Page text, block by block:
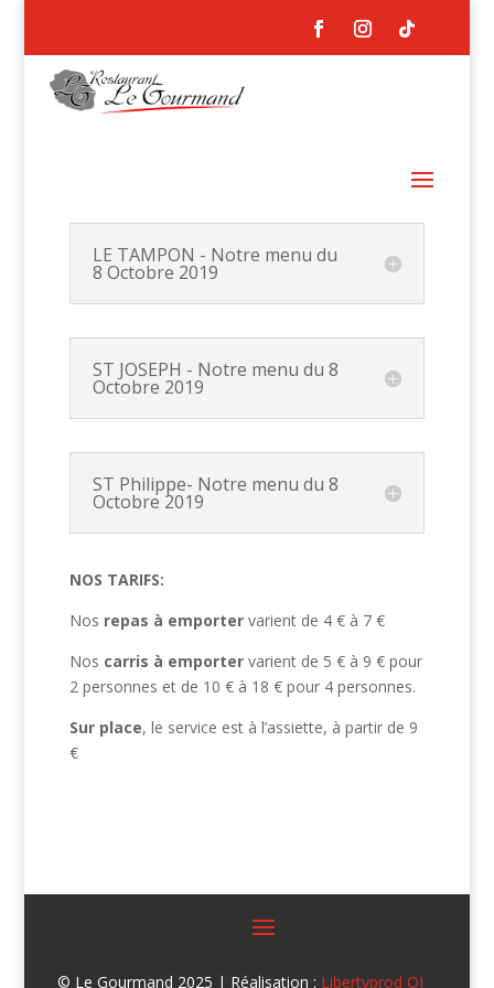
LE TAMPON - Notre menu du
8 Octobre 2019
ST JOSEPH - Notre menu du 8
Octobre 2019
ST Philippe- Notre menu du 8
Octobre 2019
NOS TARIFS:
Nos repas à emportervarient de 4 € à 7 €
Nos carris à emporter varient de 5 € à 9 € pour
2 personnes et de 10 € à 18 € pour 4 personnes.
Sur place, le service est à l’assiette, à partir de 9
€
© Le Gourmand 2025 | Réalisation : Libertyprod OI